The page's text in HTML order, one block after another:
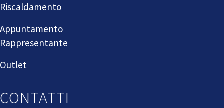
Riscaldamento
Appuntamento
Rappresentante
Outlet
CONTATTI